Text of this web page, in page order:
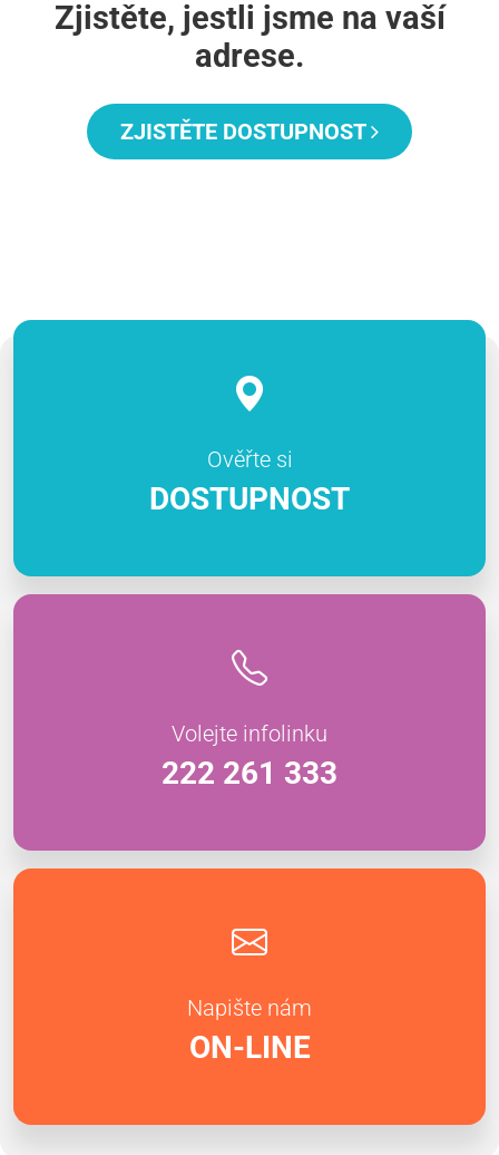
Zjistěte, jestli jsme na vaší
adrese.
ZJISTĚTE DOSTUPNOST
Ověřte si
DOSTUPNOST
Volejte infolinku
222 261 333
Napište nám
ON-LINE